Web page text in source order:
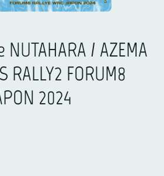
NUTAHARA / AZEMA
RALLY2 FORUM8
2024